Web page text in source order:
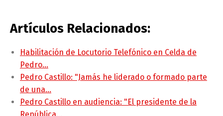
Artículos Relacionados:
Habilitación de Locutorio Telefónico en Celda de
Pedro…
Pedro Castillo: "Jamás he liderado o formado parte
de una…
Pedro Castillo en audiencia: "El presidente de la